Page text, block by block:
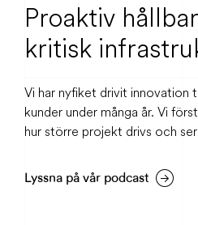
Proaktiv
kritisk
Vi har nyfiket drivit innovation
kunder under många år. Vi
hur större projekt drivs och
Lyssna på vår podcast